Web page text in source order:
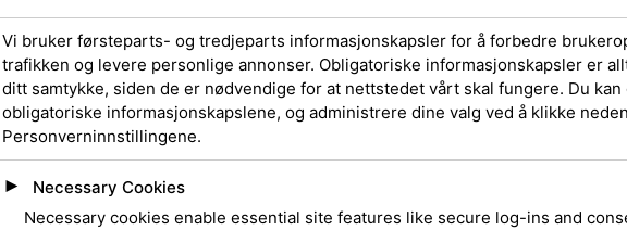
Mouse
Logitech MX
Vi bruker førsteparts- og tredjeparts informasjonskapsler for å forbedre
trafikken og levere personlige annonser. Obligatoriske informasjonskapsler er
ditt samtykke, siden de er nødvendige for at nettstedet vårt skal fungere. Du
obligatoriske informasjonskapslene, og administrere dine valg ved å klikke
Personverninnstillingene.
► Necessary Cookies
Necessary cookies enable essential site features like secure log-ins and